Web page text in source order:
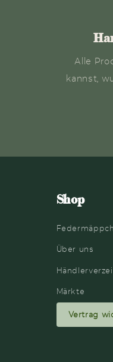
Alle
kannst,
Shop
Über uns
Märkte
Vertrag